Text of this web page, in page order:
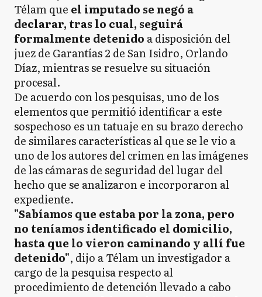
Télam que el imputado se negó a
declarar, tras lo cual, seguirá
formalmente detenido a disposición del
juez de Garantías 2 de San Isidro, Orlando
Díaz, mientras se resuelve su situación
procesal.
De acuerdo con los pesquisas, uno de los
elementos que permitió identificar a este
sospechoso es un tatuaje en su brazo derecho
de similares características al que se le vio a
uno de los autores del crimen en las imágenes
de las cámaras de seguridad del lugar del
hecho que se analizaron e incorporaron al
expediente.
"Sabíamos que estaba por la zona, pero
no teníamos identificado el domicilio,
hasta que lo vieron caminando y allí fue
detenido", dijo a Télam un investigador a
cargo de la pesquisa respecto al
procedimiento de detención llevado a cabo